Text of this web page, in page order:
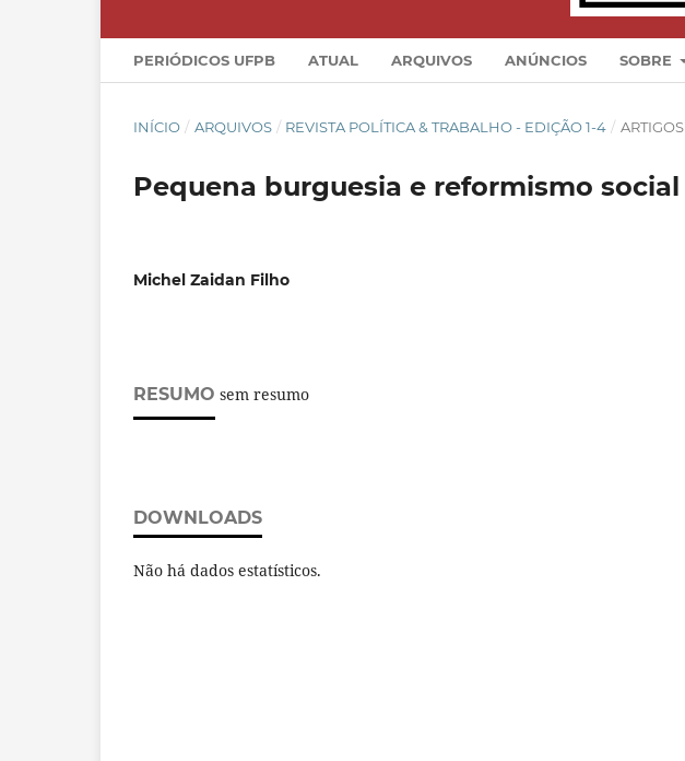
PERIÓDICOS UFPB ATUAL ARQUIVOS ANÚNCIOS SOBRE
INÍCIO / ARQUIVOS / REVISTA POLÍTICA & TRABALHO - EDIÇÃO 1-4 / ARTIGOS
Pequena burguesia e reformismo social
Michel Zaidan Filho
RESUMO sem resumo
DOWNLOADS
Não há dados estatísticos.